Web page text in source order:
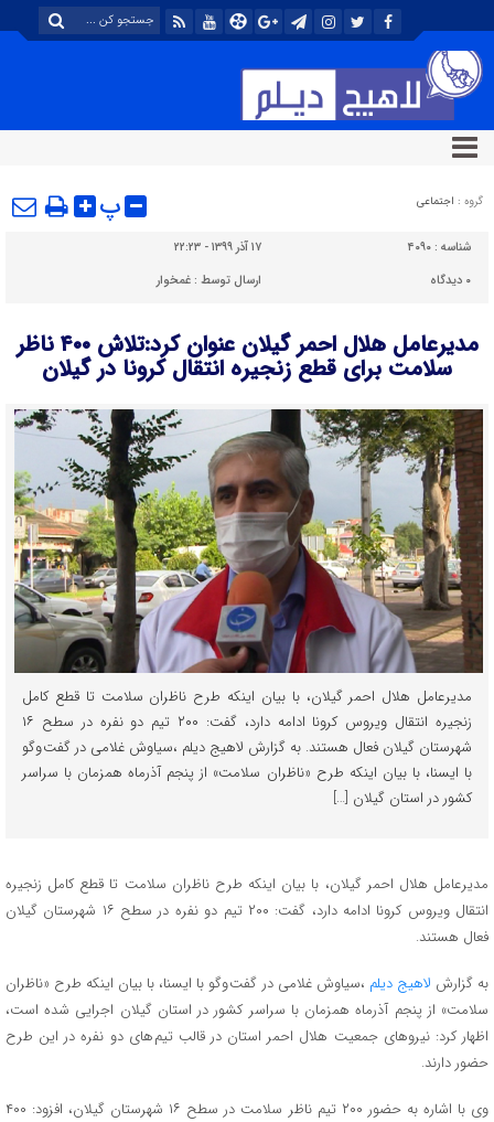
گروه : اجتماعی پ
شناسه : ۴۰۹۰
۱۷ آذر ۱۳۹۹ - ۲۲:۲۳
۰ دیدگاه ارسال توسط :غمخوار
مدیرعامل هلال احمر گیلان عنوان کرد:تلاش ۴۰۰ ناظر
سلامت برای قطع زنجیره انتقال کرونا در گیلان
مدیرعامل هلال احمر گیلان، با بیان اینکه طرح ناظران سلامت تا قطع کامل
زنجیره انتقال ویروس کرونا ادامه دارد، گفت: ۲۰۰ تیم دو نفره در سطح ۱۶
شهرستان گیلان فعال هستند. به گزارش لاهیج دیلم ،سیاوش غلامی در گفت وگو
با ایسنا، با بیان اینکه طرح «ناظران سلامت» از پنجم آذرماه همزمان با سراسر
کشور در استان گیلان […]
مدیرعامل هلال احمر گیلان، با بیان اینکه طرح ناظران سلامت تا قطع کامل زنجیره
انتقال ویروس کرونا ادامه دارد، گفت: ۲۰۰ تیم دو نفره در سطح ۱۶ شهرستان گیلان
فعال هستند.
به گزارش لاهیج دیلم ،سیاوش غلامی در گفت وگو با ایسنا، با بیان اینکه طرح «ناظران
سلامت» از پنجم آذرماه همزمان با سراسر کشور در استان گیلان اجرایی شده است،
اظهار کرد: نیروهای جمعیت هلال احمر استان در قالب تیم های دو نفره در این طرح
حضور دارند.
وی با اشاره به حضور ۲۰۰ تیم ناظر سلامت در سطح ۱۶ شهرستان گیلان، افزود: ۴۰۰